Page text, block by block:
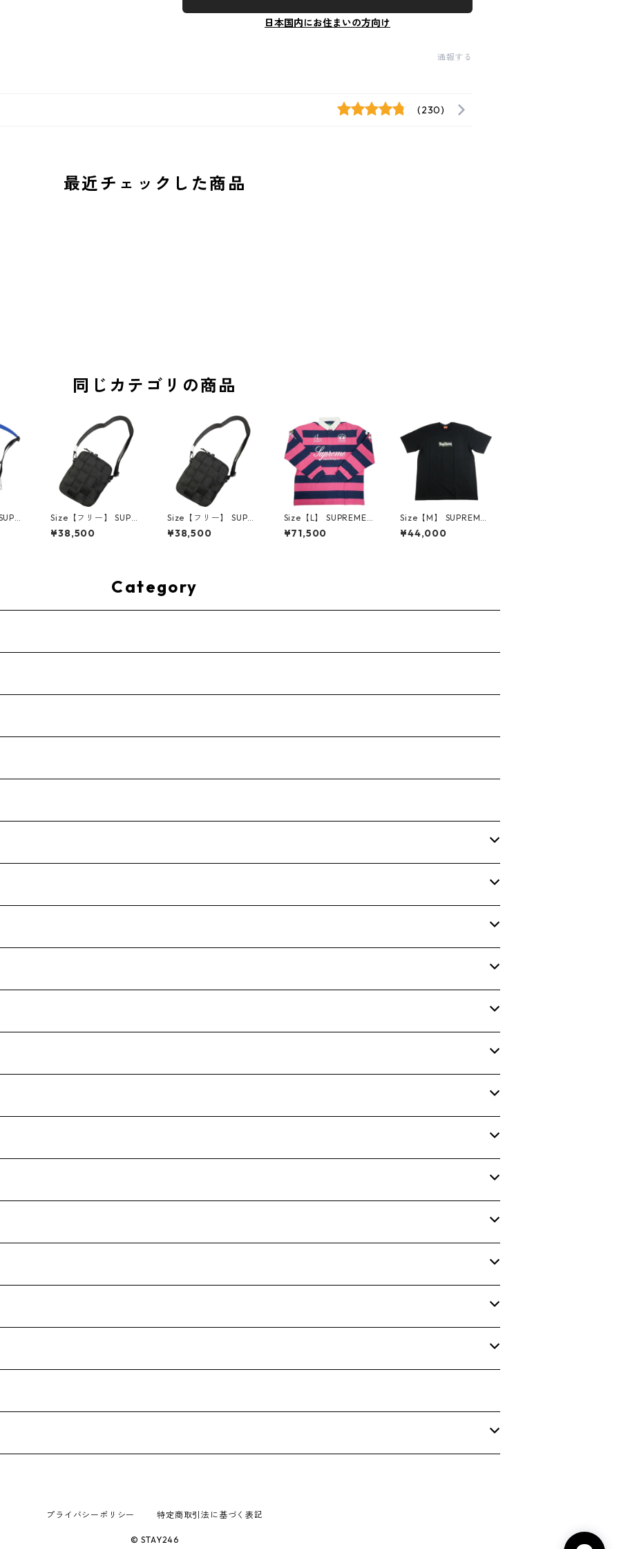
日本国内にお住まいの方向け
通報する
(230)
最近チェックした商品
同じカテゴリの商品
Size【フリー】 SUPR
EME シュプリーム 24
SS Woven Shoulder B
¥38,500
Size【フリー】 SUPR
EME シュプリーム 24
SS Woven Shoulder B
¥38,500
Size【L】 SUPREME
シュプリーム ×La Mar
tina ×Jacob & Co 26
¥71,500
Size【M】 SUPREME
シュプリーム 23AW B
ox Logo Tee Black T
¥44,000
Category
プライバシーポリシー 特定商取引法に基づく表記
© STAY246